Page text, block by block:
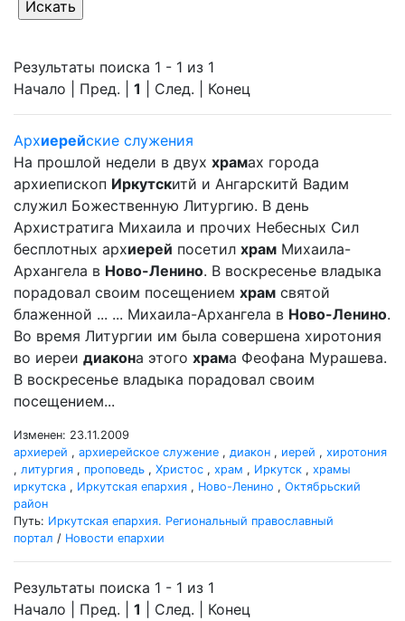
Результаты поиска 1 - 1 из 1
Начало | Пред. | 1 | След. | Конец
Архиерейские служения
На прошлой недели в двух храмах города
архиепископ Иркутскитй и Ангарскитй Вадим
служил Божественную Литургию. В день
Архистратига Михаила и прочих Небесных Сил
бесплотных архиерей посетил храм Михаила-
Архангела в Ново-Ленино. В воскресенье владыка
порадовал своим посещением храм святой
блаженной ... ... Михаила-Архангела в Ново-Ленино.
Во время Литургии им была совершена хиротония
во иереи диакона этого храма Феофана Мурашева.
В воскресенье владыка порадовал своим
посещением...
Изменен: 23.11.2009
архиерей , архиерейское служение , диакон , иерей , хиротония
, литургия , проповедь , Христос , храм , Иркутск , храмы
иркутска , Иркутская епархия , Ново-Ленино , Октябрьский
район
Путь: Иркутская епархия. Региональный православный
портал / Новости епархии
Результаты поиска 1 - 1 из 1
Начало | Пред. | 1 | След. | Конец